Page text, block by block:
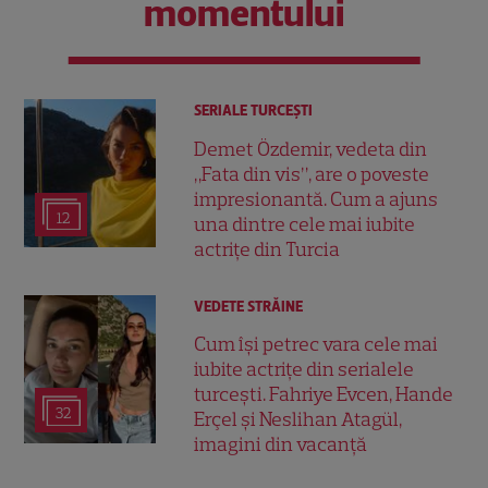
momentului
12
SERIALE TURCEŞTI
Demet Özdemir, vedeta din
„Fata din vis”, are o poveste
impresionantă. Cum a ajuns
una dintre cele mai iubite
actrițe din Turcia
32
VEDETE STRĂINE
Cum își petrec vara cele mai
iubite actrițe din serialele
turcești. Fahriye Evcen, Hande
Erçel și Neslihan Atagül,
imagini din vacanță